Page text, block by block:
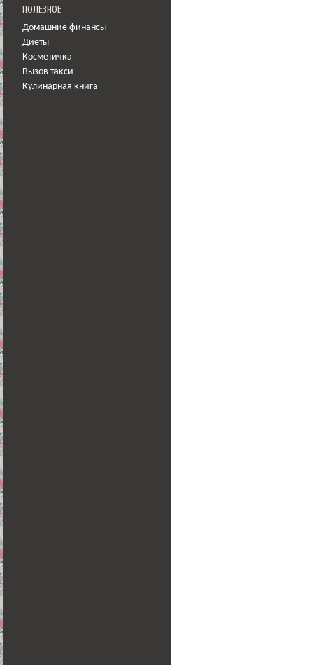
ПОЛЕЗНОЕ
Домашние финансы
Диеты
Косметичка
Вызов такси
Кулинарная книга